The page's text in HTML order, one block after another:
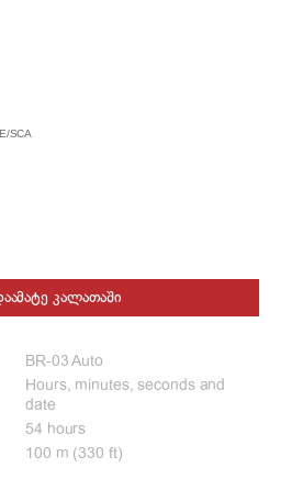
SCA
ᲙᲐᲚᲐᲗᲐᲨᲘ
BR-03 Auto
Hours, minutes, seconds and
date
54 hours
100 m (330 ft)